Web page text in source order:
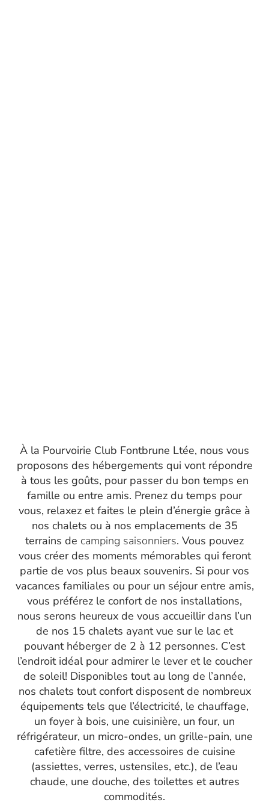
À la Pourvoirie Club Fontbrune Ltée, nous vous
proposons des hébergements qui vont répondre
à tous les goûts, pour passer du bon temps en
famille ou entre amis. Prenez du temps pour
vous, relaxez et faites le plein d’énergie grâce à
nos chalets ou à nos emplacements de 35
terrains de camping saisonniers. Vous pouvez
vous créer des moments mémorables qui feront
partie de vos plus beaux souvenirs. Si pour vos
vacances familiales ou pour un séjour entre amis,
vous préférez le confort de nos installations,
nous serons heureux de vous accueillir dans l’un
de nos 15 chalets ayant vue sur le lac et
pouvant héberger de 2 à 12 personnes. C’est
l’endroit idéal pour admirer le lever et le coucher
de soleil! Disponibles tout au long de l’année,
nos chalets tout confort disposent de nombreux
équipements tels que l’électricité, le chauffage,
un foyer à bois, une cuisinière, un four, un
réfrigérateur, un micro-ondes, un grille-pain, une
cafetière filtre, des accessoires de cuisine
(assiettes, verres, ustensiles, etc.), de l’eau
chaude, une douche, des toilettes et autres
commodités.